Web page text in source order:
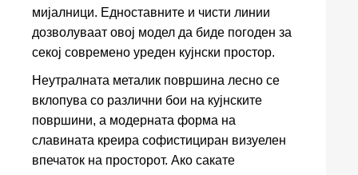
мијалници. Едноставните и чисти линии
дозволуваат овој модел да биде погоден за
секој современо уреден кујнски простор.
Неутралната металик површина лесно се
вклопува со различни бои на кујнските
површини, а модерната форма на
славината креира софистициран визуелен
впечаток на просторот. Ако сакате